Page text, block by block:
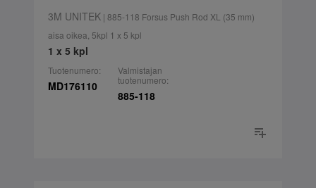
3M UNITEK| 885-118 Forsus Push Rod XL (35 mm)
aisa oikea, 5kpl 1 x 5 kpl
1 x 5 kpl
Tuotenumero:
MD176110
Valmistajan
tuotenumero:
885-118